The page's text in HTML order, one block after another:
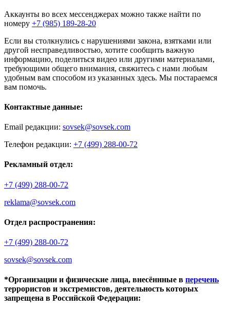
Аккаунты во всех мессенджерах можно также найти по
номеру +7 (985) 189-28-20
Если вы столкнулись с нарушениями закона, взятками или
другой несправедливостью, хотите сообщить важную
информацию, поделиться видео или другими материалами,
требующими общего внимания, свяжитесь с нами любым
удобным вам способом из указанных здесь. Мы постараемся
вам помочь.
Контактные данные:
Email редакции: sovsek@sovsek.com
Телефон редакции: +7 (499) 288-00-72
Рекламный отдел:
+7 (499) 288-00-72
reklama@sovsek.com
Отдел распространения:
+7 (499) 288-00-72
sovsek@sovsek.com
*Организации и физические лица, внесённные в перечень
террористов и экстремистов, деятельность которых
запрещена в Российской Федерации: